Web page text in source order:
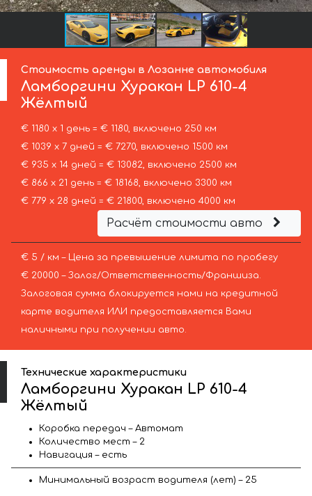
Стоимость аренды в Лозанне автомобиля
Ламборгини Хуракан LP 610-4
Жёлтый
€ 1180 х 1 день = € 1180, включено 250 км
€ 1039 х 7 дней = € 7270, включено 1500 км
€ 935 х 14 дней = € 13082, включено 2500 км
€ 866 х 21 день = € 18168, включено 3300 км
€ 779 х 28 дней = € 21800, включено 4000 км
Расчёт стоимости авто
€ 5 / км – Цена за превышение лимита по пробегу
€ 20000 – Залог/Ответственность/Франшиза.
Залоговая сумма блокируется нами на кредитной
карте водителя ИЛИ предоставляется Вами
наличными при получении авто.
Технические характеристики
Ламборгини Хуракан LP 610-4
Жёлтый
Коробка передач – Автомат
Количество мест – 2
Навигация – есть
Минимальный возраст водителя (лет) – 25